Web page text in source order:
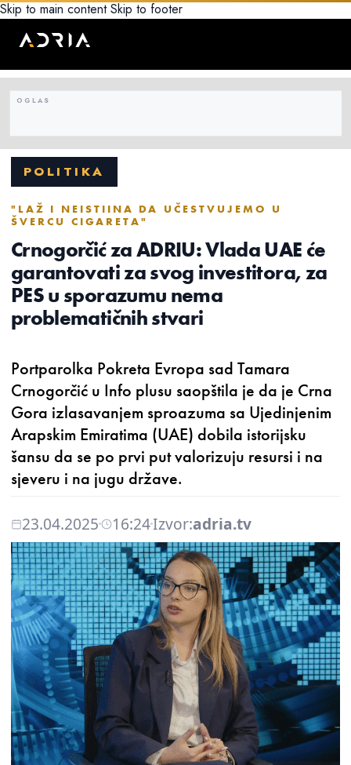
Skip to main content Skip to footer
POLITIKA
"LAŽ I NEISTIINA DA UČESTVUJEMO U
ŠVERCU CIGARETA"
Crnogorčić za ADRIU: Vlada UAE će
garantovati za svog investitora, za
PES u sporazumu nema
problematičnih stvari
Portparolka Pokreta Evropa sad Tamara
Crnogorčić u Info plusu saopštila je da je Crna
Gora izlasavanjem sproazuma sa Ujedinjenim
Arapskim Emiratima (UAE) dobila istorijsku
šansu da se po prvi put valorizuju resursi i na
sjeveru i na jugu države.
23.04.2025 16:24Izvor:adria.tv